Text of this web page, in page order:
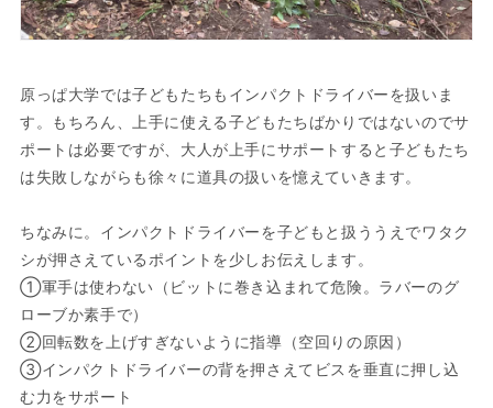
原っぱ大学では子どもたちもインパクトドライバーを扱いま
す。もちろん、上手に使える子どもたちばかりではないのでサ
ポートは必要ですが、大人が上手にサポートすると子どもたち
は失敗しながらも徐々に道具の扱いを憶えていきます。
ちなみに。インパクトドライバーを子どもと扱ううえでワタク
シが押さえているポイントを少しお伝えします。
①軍手は使わない（ビットに巻き込まれて危険。ラバーのグ
ローブか素手で）
②回転数を上げすぎないように指導（空回りの原因）
③インパクトドライバーの背を押さえてビスを垂直に押し込
む力をサポート